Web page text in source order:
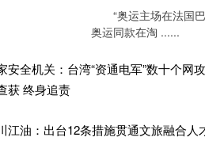
“奥运主场在法国
奥运同款在淘 ......
安全机关：台湾“资通电军”数十个网
获 终身追责
江油：出台12条措施贯通文旅融合人